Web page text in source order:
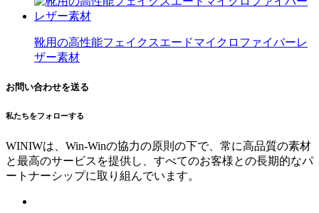
靴用の高性能フェイクスエードマイクロファイバーレ
ザー素材
お問い合わせを送る
私たちをフォローする
WINIWは、Win-Winの協力の原則の下で、常に高品質の素材
と最高のサービスを提供し、すべてのお客様との長期的なパ
ートナーシップに取り組んでいます。